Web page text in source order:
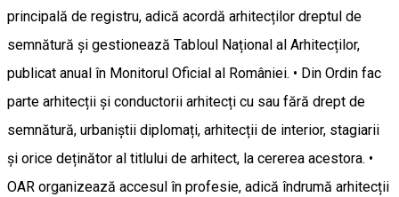
principală de registru, adică acordă arhitecților dreptul de
semnătură și gestionează Tabloul Național al Arhitecților,
publicat anual în Monitorul Oficial al României. • Din Ordin fac
parte arhitecții și conductorii arhitecți cu sau fără drept de
semnătură, urbaniștii diplomați, arhitecții de interior, stagiarii
și orice deținător al titlului de arhitect, la cererea acestora. •
OAR organizează accesul în profesie, adică îndrumă arhitecții